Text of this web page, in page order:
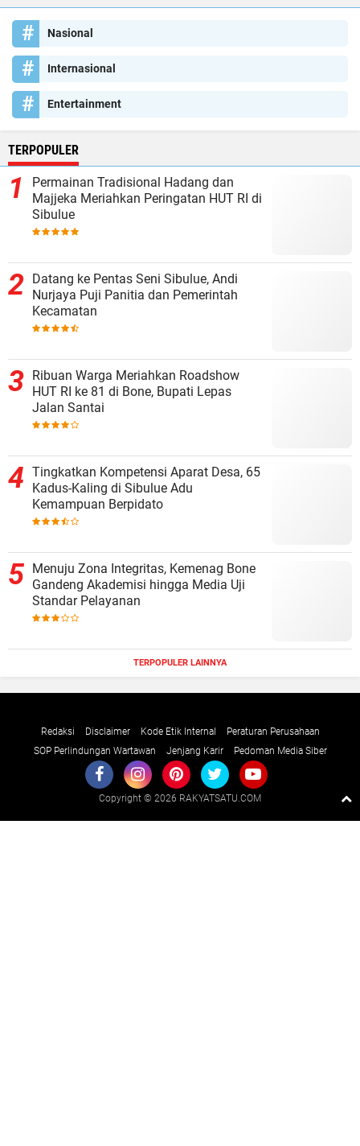
Nasional
Internasional
Entertainment
TERPOPULER
Permainan Tradisional Hadang dan
Majjeka Meriahkan Peringatan HUT RI di
Sibulue
Datang ke Pentas Seni Sibulue, Andi
Nurjaya Puji Panitia dan Pemerintah
Kecamatan
Ribuan Warga Meriahkan Roadshow
HUT RI ke 81 di Bone, Bupati Lepas
Jalan Santai
Tingkatkan Kompetensi Aparat Desa, 65
Kadus-Kaling di Sibulue Adu
Kemampuan Berpidato
Menuju Zona Integritas, Kemenag Bone
Gandeng Akademisi hingga Media Uji
Standar Pelayanan
TERPOPULER LAINNYA
Redaksi Disclaimer Kode Etik Internal
Peraturan Perusahaan
SOP Perlindungan Wartawan
Jenjang Karir Pedoman Media Siber
Copyright © 2026 RAKYATSATU.COM
Raushan